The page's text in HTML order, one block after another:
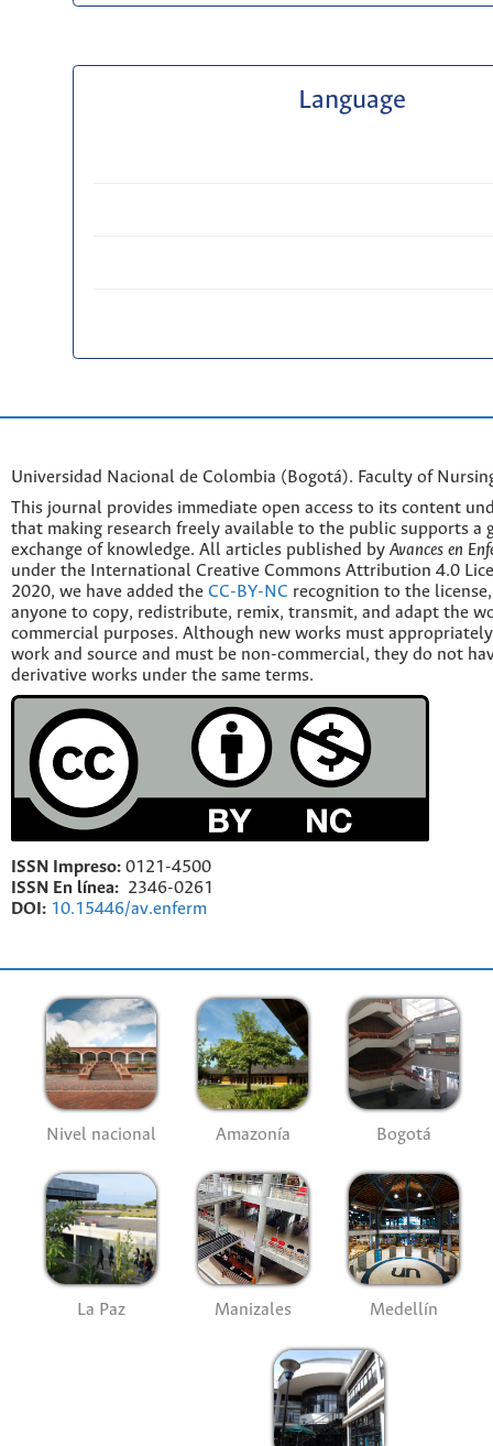
Language
Universidad Nacional de Colombia (Bogotá). Faculty of
This journal provides immediate open access to its content
that making research freely available to the public supports a
exchange of knowledge. All articles published by Avances en
under the International Creative Commons Attribution 4.0
2020, we have added the CC-BY-NC recognition to the
anyone to copy, redistribute, remix, transmit, and adapt the
commercial purposes. Although new works must
work and source and must be non-commercial, they do not
derivative works under the same terms.
ISSN Impreso: 0121-4500
ISSN En línea: 2346-0261
DOI: 10.15446/av.enferm
Nivel nacional Amazonía Bogotá
La Paz Manizales Medellín